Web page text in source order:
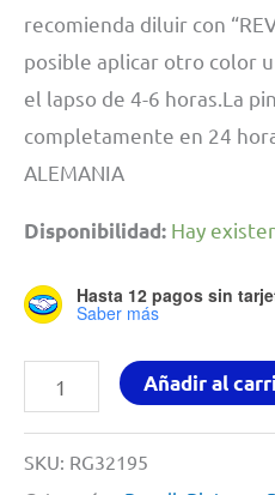
recomienda diluir con
posible aplicar otro color
el lapso de 4-6 horas.La
completamente en 24
ALEMANIA
Disponibilidad: Hay
Hasta 12 pagos sin
Saber más
Pintura
Para
Modelismo
14ml
Añadir al
SKU: RG32195